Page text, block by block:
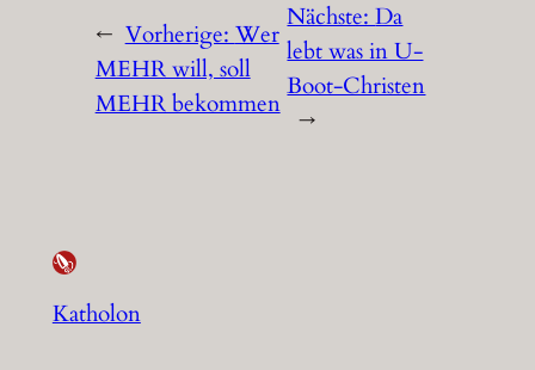
← Vorherige: Wer
MEHR will, soll
MEHR bekommen
Nächste:Da
lebt was in U-
Boot-Christen
→
Katholon